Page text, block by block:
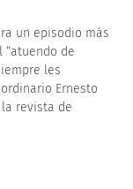
un episodio más
de
les
Ernesto
revista de